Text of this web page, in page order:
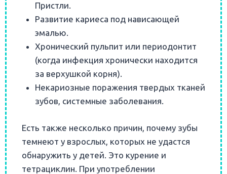
Пристли.
Развитие кариеса под нависающей
эмалью.
Хронический пульпит или периодонтит
(когда инфекция хронически находится
за верхушкой корня).
Некариозные поражения твердых тканей
зубов, системные заболевания.
Есть также несколько причин, почему зубы
темнеют у взрослых, которых не удастся
обнаружить у детей. Это курение и
тетрациклин. При употреблении